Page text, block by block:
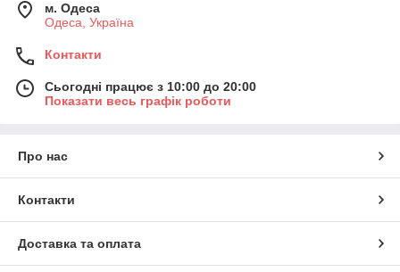
м. Одеса
Одеса, Україна
Контакти
Сьогодні працює з 10:00 до 20:00
Показати весь графік роботи
Про нас
Контакти
Доставка та оплата